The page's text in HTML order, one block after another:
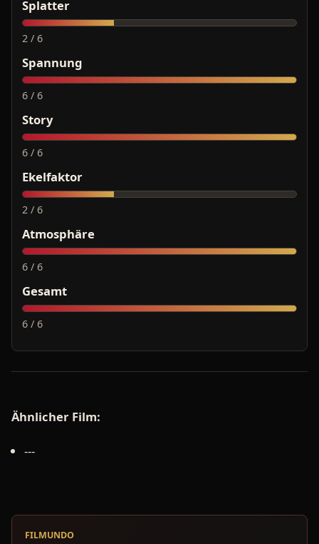
Splatter
2 / 6
Spannung
6 / 6
Story
6 / 6
Ekelfaktor
2 / 6
Atmosphäre
6 / 6
Gesamt
6 / 6
Ähnlicher Film:
---
FILMUNDO